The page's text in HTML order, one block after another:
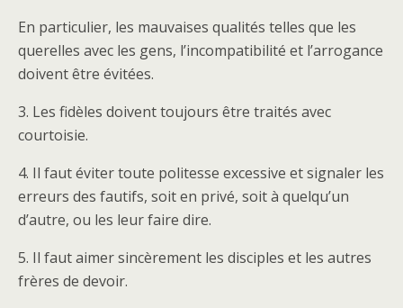
En particulier, les mauvaises qualités telles que les
querelles avec les gens, l’incompatibilité et l’arrogance
doivent être évitées.
3. Les fidèles doivent toujours être traités avec
courtoisie.
4. Il faut éviter toute politesse excessive et signaler les
erreurs des fautifs, soit en privé, soit à quelqu’un
d’autre, ou les leur faire dire.
5. Il faut aimer sincèrement les disciples et les autres
frères de devoir.